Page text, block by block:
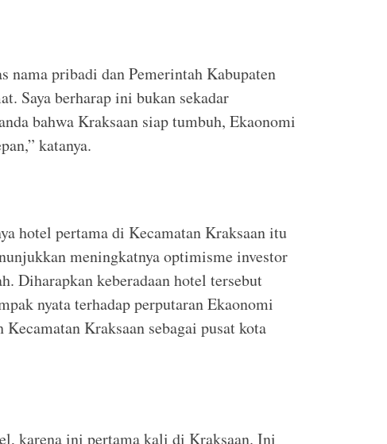
nama pribadi dan Pemerintah Kabupaten
Saya berharap ini bukan sekadar
bahwa Kraksaan siap tumbuh, Ekaonomi
katanya.
hotel pertama di Kecamatan Kraksaan itu
meningkatnya optimisme investor
Diharapkan keberadaan hotel tersebut
nyata terhadap perputaran Ekaonomi
Kraksaan sebagai pusat kota
karena ini pertama kali di Kraksaan. Ini